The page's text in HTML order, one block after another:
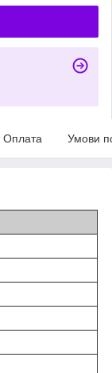
Оплата Умови